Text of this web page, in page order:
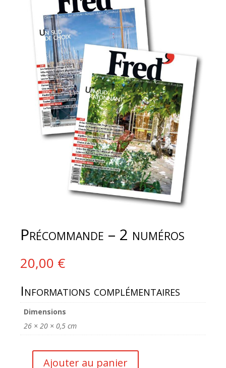
Précommande – 2 numéros
20,00 €
Informations complémentaires
Dimensions
26 × 20 × 0,5 cm
Ajouter au panier